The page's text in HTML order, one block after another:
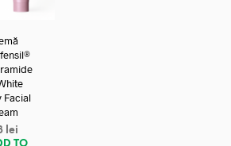
Facial
lei